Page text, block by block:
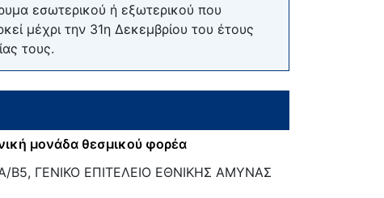
εσωτερικού ή εξωτερικού που
μέχρι την 31η Δεκεμβρίου του έτους
τους.
μονάδα θεσμικού φορέα
Β5, ΓΕΝΙΚΟ ΕΠΙΤΕΛΕΙΟ ΕΘΝΙΚΗΣ ΑΜΥΝΑΣ